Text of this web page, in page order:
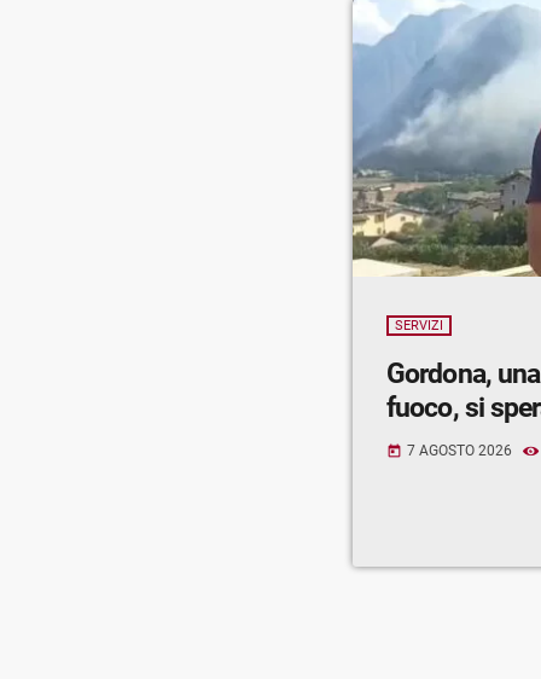
SERVIZI
Gordona,
fuoco, si
today 7 AGOSTO 2026